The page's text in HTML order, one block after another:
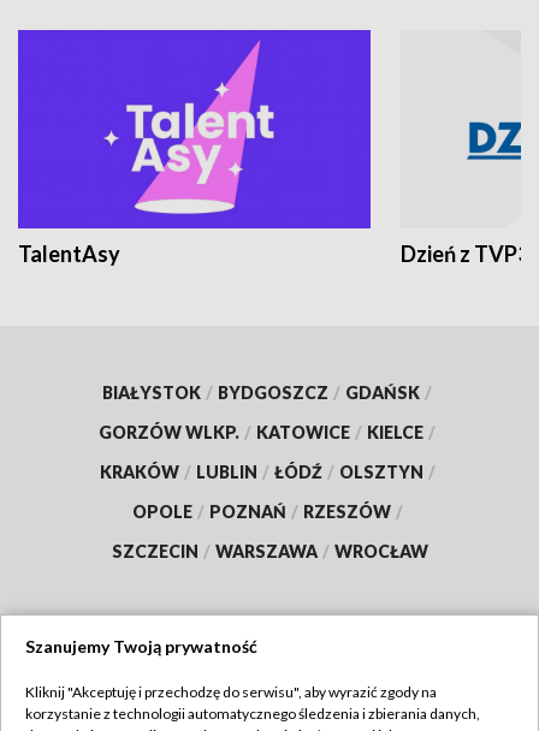
TalentAsy Dzień z TVP3
BIAŁYSTOK / BYDGOSZCZ / GDAŃSK /
GORZÓW WLKP. / KATOWICE / KIELCE /
KRAKÓW / LUBLIN / ŁÓDŹ / OLSZTYN /
OPOLE / POZNAŃ / RZESZÓW /
SZCZECIN / WARSZAWA / WROCŁAW
TVP
Szanujemy Twoją prywatność
Kliknij "Akceptuję i przechodzę do serwisu", aby wyrazić zgody na
korzystanie z technologii automatycznego śledzenia i zbierania danych,